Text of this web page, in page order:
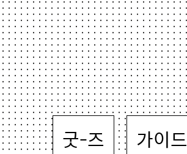
굿-즈 가이드